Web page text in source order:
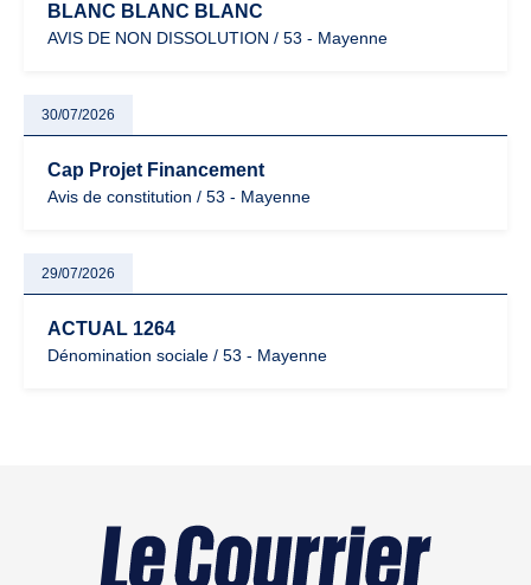
BLANC BLANC BLANC
AVIS DE NON DISSOLUTION / 53 - Mayenne
30/07/2026
Cap Projet Financement
Avis de constitution / 53 - Mayenne
29/07/2026
ACTUAL 1264
Dénomination sociale / 53 - Mayenne